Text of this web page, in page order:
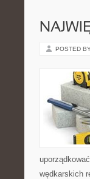
POSTED
wędkarskich